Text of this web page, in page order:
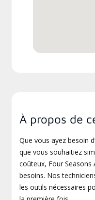
À propos de
Que vous ayez besoin
que vous souhaitiez
coûteux, Four Seasons
besoins. Nos
les outils nécessaires